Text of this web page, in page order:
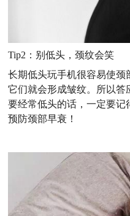
Tip2 ：别低头，颈纹会笑
长期低头玩手机很容易使颈
它们就会形成皱纹。所以
要经常低头的话，一定要记
预防颈部早衰！